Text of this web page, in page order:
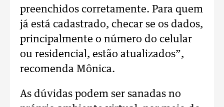
preenchidos corretamente. Para quem
já está cadastrado, checar se os dados,
principalmente o número do celular
ou residencial, estão atualizados”,
recomenda Mônica.
As dúvidas podem ser sanadas no